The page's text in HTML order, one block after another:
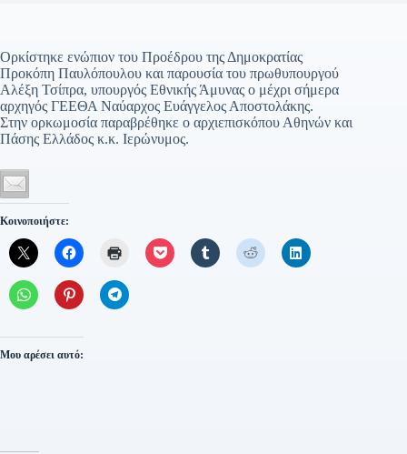
Ορκίστηκε ενώπιον του Προέδρου της Δημοκρατίας
Προκόπη Παυλόπουλου και παρουσία του πρωθυπουργού
Αλέξη Τσίπρα, υπουργός Εθνικής Άμυνας ο μέχρι σήμερα
αρχηγός ΓΕΕΘΑ Ναύαρχος Ευάγγελος Αποστολάκης.
Στην ορκωμοσία παραβρέθηκε ο αρχιεπισκόπου Αθηνών και
Πάσης Ελλάδος κ.κ. Ιερώνυμος.
Κοινοποιήστε:
Μου αρέσει αυτό: